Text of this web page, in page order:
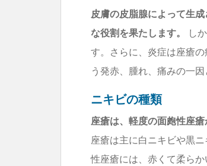
皮膚の皮脂腺によって生
な役割を果たします。
し
す。さらに、炎症は座瘡
う発赤、腫れ、痛みの一因
ニキビの種類
座瘡は、軽度の面皰性座
座瘡は主に白ニキビや黒
性座瘡には、赤くて柔ら